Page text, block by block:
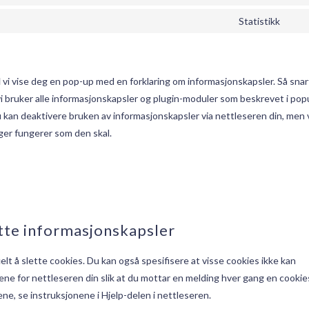
Statistikk
deg en pop-up med en forklaring om informasjonskapsler. Så
bruker alle informasjonskapsler og plugin-moduler som beskrevet i
deaktivere bruken av informasjonskapsler via nettleseren din, men
fungerer som den skal.
informasjonskapsler
å slette cookies. Du kan også spesifisere at visse cookies ikke kan
for nettleseren din slik at du mottar en melding hver gang en
se instruksjonene i Hjelp-delen i nettleseren.